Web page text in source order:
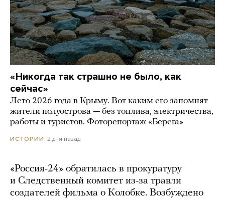
«Никогда так страшно не было, как
сейчас»
Лето 2026 года в Крыму. Вот каким его запомнят
жители полуострова — без топлива, электричества,
работы и туристов. Фоторепортаж «Берега»
ИСТОРИИ 2 дня назад
«Россия-24» обратилась в прокуратуру
и Следственный комитет из-за травли
создателей фильма о Колобке. Возбуждено